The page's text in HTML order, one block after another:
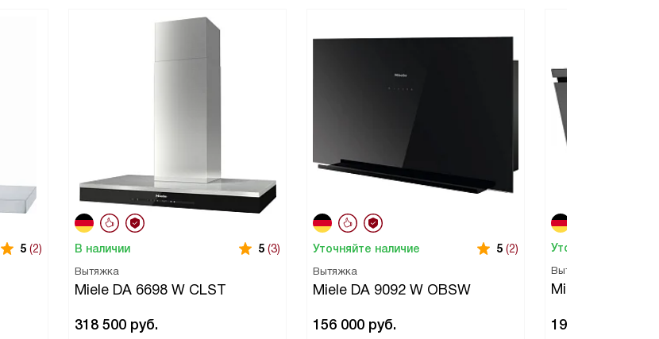
5 (2) В наличии 5 (3)
Вытяжка
Miele DA 6698 W CLST
318 500 руб.
Уточняйте наличие 5 (2)
Вытяжка
Miele DA 9092 W OBSW
156 000 руб.
Уточняйте наличие
Вытяжка
Miele DAH
193 700